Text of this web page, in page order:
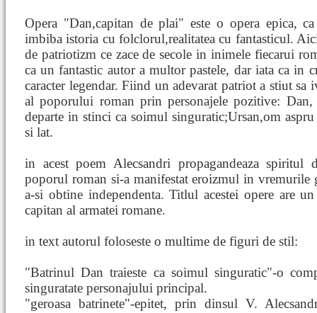
Opera "Dan,capitan de plai" este o opera epica,
imbiba istoria cu folclorul,realitatea cu fantasticul.
de patriotizm ce zace de secole in inimele fiecarui
ca un fantastic autor a multor pastele, dar iata ca in
caracter legendar. Fiind un adevarat patriot a stiut sa
al poporului roman prin personajele pozitive:
departe in stinci ca soimul singuratic;Ursan,om
si lat.
in acest poem Alecsandri propagandeaza spiritul
poporul roman si-a manifestat eroizmul in vremurile
a-si obtine independenta. Titlul acestei opere are
capitan al armatei romane.
in text autorul foloseste o multime de figuri de stil:
"Batrinul Dan traieste ca soimul singuratic"-o
singuratate personajului principal.
"geroasa batrinete"-epitet, prin dinsul V.